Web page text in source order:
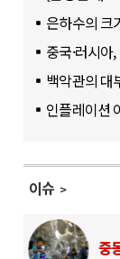
은하수의 크
중국·러시아
백악관의 대
인플레이션
이슈